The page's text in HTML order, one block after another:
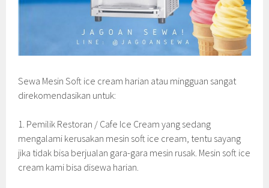
Sewa Mesin Soft ice cream harian atau mingguan sangat
direkomendasikan untuk:
1. Pemilik Restoran / Cafe Ice Cream yang sedang
mengalami kerusakan mesin soft ice cream, tentu sayang
jika tidak bisa berjualan gara-gara mesin rusak. Mesin soft ice
cream kami bisa disewa harian.